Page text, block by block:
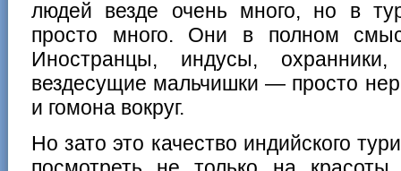
людей везде очень много, но в
просто много. Они в полном
Иностранцы, индусы, охранники,
вездесущие мальчишки — просто
и гомона вокруг.
Но зато это качество индийского